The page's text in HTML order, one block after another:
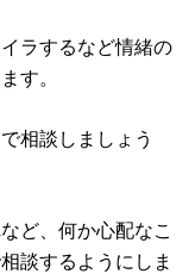
ラするなど情緒の
す。
相談しましょう
ど、何か心配なこ
談するようにしま